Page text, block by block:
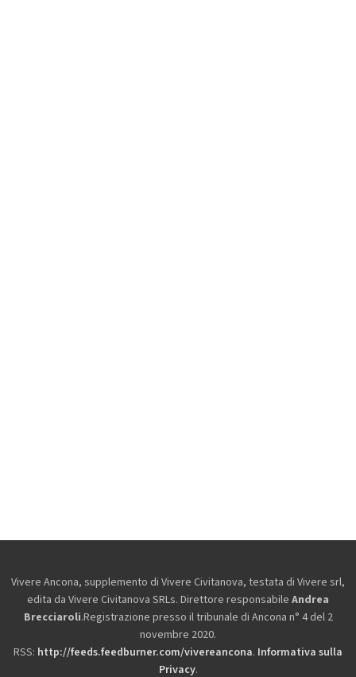
Vivere Ancona, supplemento di Vivere Civitanova, testata di Vivere srl,
edita da Vivere Civitanova SRLs. Direttore responsabile Andrea
Brecciaroli.Registrazione presso il tribunale di Ancona n° 4 del 2
novembre 2020.
RSS: http://feeds.feedburner.com/vivereancona. Informativa sulla
Privacy.